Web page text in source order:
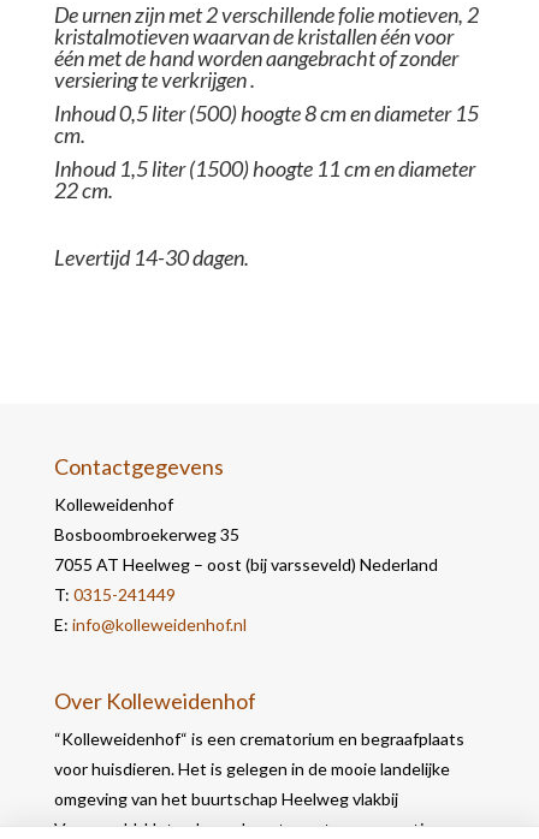
De urnen zijn met 2 verschillende folie motieven, 2
kristalmotieven waarvan de kristallen één voor
één met de hand worden aangebracht of zonder
versiering te verkrijgen .
Inhoud 0,5 liter (500)hoogte 8 cm en diameter 15
cm.
Inhoud 1,5 liter (1500) hoogte 11 cm en diameter
22 cm.
Levertijd 14-30 dagen.
Contactgegevens
Kolleweidenhof
Bosboombroekerweg 35
7055 AT Heelweg – oost (bij varsseveld) Nederland
T: 0315-241449
E: info@kolleweidenhof.nl
Over Kolleweidenhof
“Kolleweidenhof“ is een crematorium en begraafplaats
voor huisdieren. Het is gelegen in de mooie landelijke
omgeving van het buurtschap Heelweg vlakbij
Varsseveld. Het gebouw bevat naast een crematie- en